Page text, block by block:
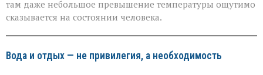
там даже небольшое превышение температуры ощутимо
сказывается на состоянии человека.
Вода и отдых — не привилегия, а необходимость